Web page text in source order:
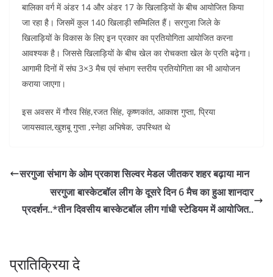
बालिका वर्ग में अंडर 14 और अंडर 17 के खिलाड़ियों के बीच आयोजित किया
जा रहा है। जिसमें कुल 140 खिलाड़ी सम्मिलित हैं। सरगुजा जिले के
खिलाड़ियों के विकास के लिए इन प्रकार का प्रतियोगिता आयोजित करना
आवश्यक है। जिससे खिलाड़ियों के बीच खेल का रोचकता खेल के प्रति बढ़ेगा।
आगामी दिनों में संघ 3×3 मैच एवं संभाग स्तरीय प्रतियोगिता का भी आयोजन
कराया जाएगा।
इस अवसर में गौरव सिंह,रजत सिंह, कृष्णकांत, आकाश गुप्ता, प्रिया
जायसवाल,खुशबू गुप्ता ,स्नेहा अभिषेक, उपस्थित थे
सरगुजा संभाग के ओम प्रकाश सिल्वर मेडल जीतकर शहर बढ़ाया मान
सरगुजा बास्केटबॉल लीग के दूसरे दिन 6 मैच का हुआ शानदार
प्रदर्शन..*तीन दिवसीय बास्केटबॉल लीग गांधी स्टेडियम में आयोजित..
प्रातिक्रिया दे